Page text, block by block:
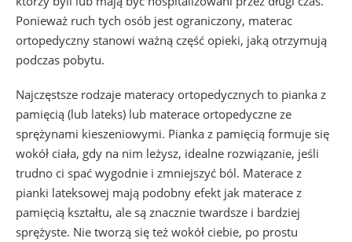
Ponieważ ruch tych osób jest ograniczony, materac
ortopedyczny stanowi ważną część opieki, jaką otrzymują
podczas pobytu.
Najczęstsze rodzaje materacy ortopedycznych to pianka z
pamięcią (lub lateks) lub materace ortopedyczne ze
sprężynami kieszeniowymi. Pianka z pamięcią formuje się
wokół ciała, gdy na nim leżysz, idealne rozwiązanie, jeśli
trudno ci spać wygodnie i zmniejszyć ból. Materace z
pianki lateksowej mają podobny efekt jak materace z
pamięcią kształtu, ale są znacznie twardsze i bardziej
sprężyste. Nie tworzą się też wokół ciebie, po prostu